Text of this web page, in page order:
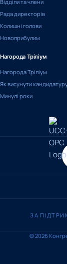
Відділи та члени
Рада директорів
Колишні голови
Новоприбулим
Нагорода Тріліум
Нагорода Тріліум
Як висунути
Минулі роки
ЗА
© 2026